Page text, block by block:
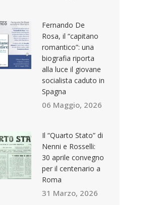
Fernando De
Rosa, il “capitano
romantico”: una
biografia riporta
alla luce il giovane
socialista caduto in
Spagna
06 Maggio, 2026
Il “Quarto Stato” di
Nenni e Rosselli:
30 aprile convegno
per il centenario a
Roma
31 Marzo, 2026